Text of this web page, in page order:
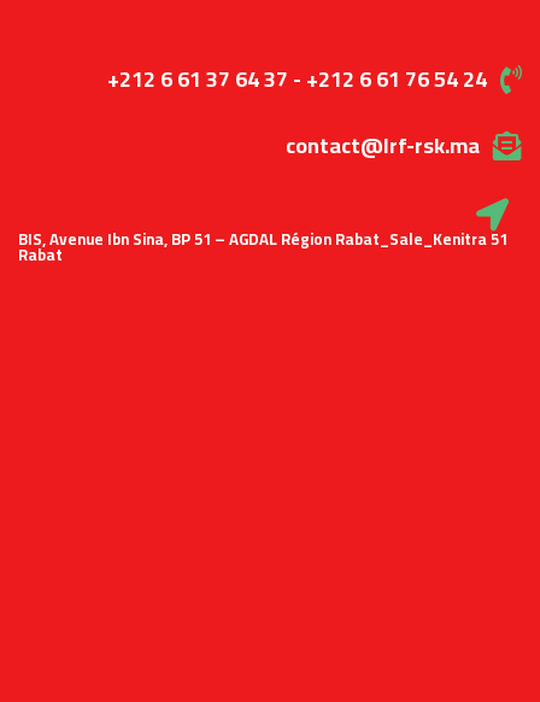
+212 6 61 37 64 37 - +212 6 61 76 54 24
contact@lrf-rsk.ma
51 BIS, Avenue Ibn Sina, BP 51 – AGDAL Région Rabat_Sale_Kenitra
Rabat